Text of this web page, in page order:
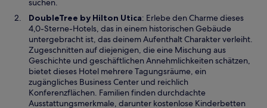
e
u
e
n
F
e
n
s
t
suchen.
DoubleTree by Hilton UticaW
i
r
d
i
n
e
i
n
: Erlebe den Charme dieses
4,0-Sterne-Hotels, das in einem historischen Gebäude
untergebracht ist, das deinem Aufenthalt Charakter verleiht.
Zugeschnitten auf diejenigen, die eine Mischung aus
Geschichte und geschäftlichen Annehmlichkeiten schätzen,
bietet dieses Hotel mehrere Tagungsräume, ein
zugängliches Business Center und reichlich
Konferenzflächen. Familien finden durchdachte
Ausstattungsmerkmale, darunter kostenlose Kinderbetten